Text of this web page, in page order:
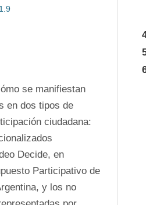
se manifiestan
en dos tipos de
ciudadana:
Decide, en
Participativo de
y los no